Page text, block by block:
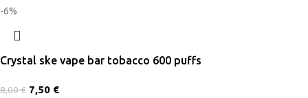
-6%
Crystal ske vape bar tobacco 600 puffs
8,00€ 7,50 €